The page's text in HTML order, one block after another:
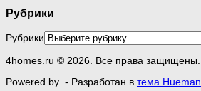
Рубрики
Рубрики
4homes.ru © 2026. Все права защищены.
Powered by - Разработан в тема Hueman